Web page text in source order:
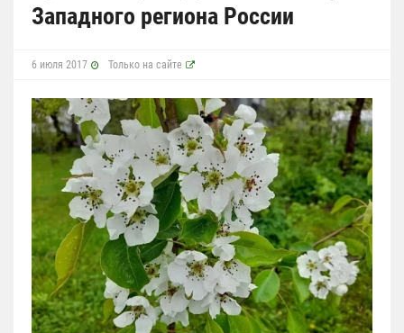
Западного региона России
6 июля 2017 Только на сайте